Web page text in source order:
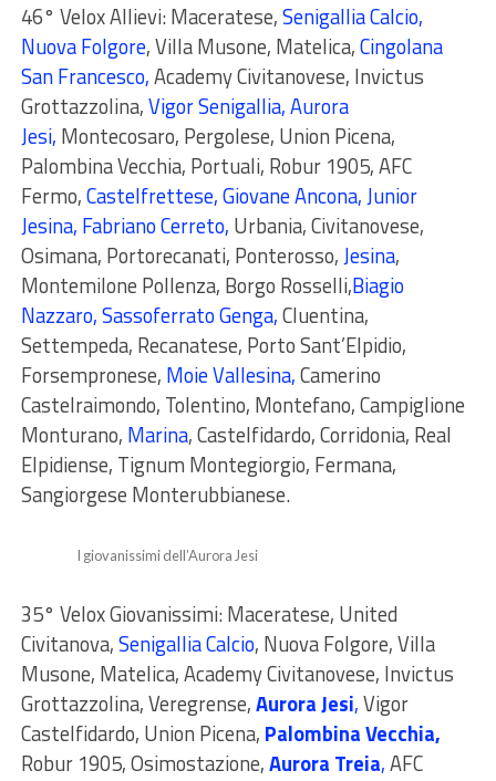
46° Velox Allievi:Maceratese,Senigallia Calcio,
Nuova Folgore, Villa Musone, Matelica,Cingolana
San Francesco,Academy Civitanovese, Invictus
Grottazzolina,Vigor Senigallia, Aurora
Jesi, Montecosaro, Pergolese, Union Picena,
Palombina Vecchia, Portuali, Robur 1905, AFC
Fermo,Castelfrettese, Giovane Ancona, Junior
Jesina, Fabriano Cerreto, Urbania, Civitanovese,
Osimana, Portorecanati, Ponterosso,Jesina,
Montemilone Pollenza, Borgo Rosselli,Biagio
Nazzaro, Sassoferrato Genga,Cluentina,
Settempeda, Recanatese, Porto Sant’Elpidio,
Forsempronese, Moie Vallesina,Camerino
Castelraimondo, Tolentino, Montefano, Campiglione
Monturano, Marina, Castelfidardo, Corridonia, Real
Elpidiense, Tignum Montegiorgio, Fermana,
Sangiorgese Monterubbianese.
I giovanissimi dell’Aurora Jesi
35° Velox Giovanissimi: Maceratese, United
Civitanova,Senigallia Calcio, Nuova Folgore, Villa
Musone, Matelica, Academy Civitanovese, Invictus
Grottazzolina, Veregrense,Aurora Jesi,Vigor
Castelfidardo, Union Picena, Palombina Vecchia,
Robur 1905, Osimostazione,Aurora Treia,AFC